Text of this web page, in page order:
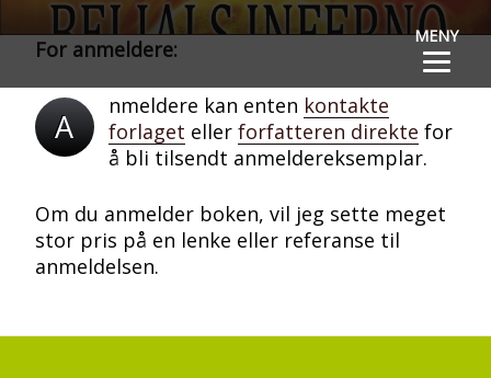
MENY
til
BELIALS
INFERNO
Norsk fantasythriller for YA
For anmeldere:
A
nmeldere kan enten kontakte
forlaget ellerforfatteren direkte for
å bli tilsendt anmeldereksemplar.
Om du anmelder boken, vil jeg sette meget
stor pris på en lenke eller referanse til
anmeldelsen.